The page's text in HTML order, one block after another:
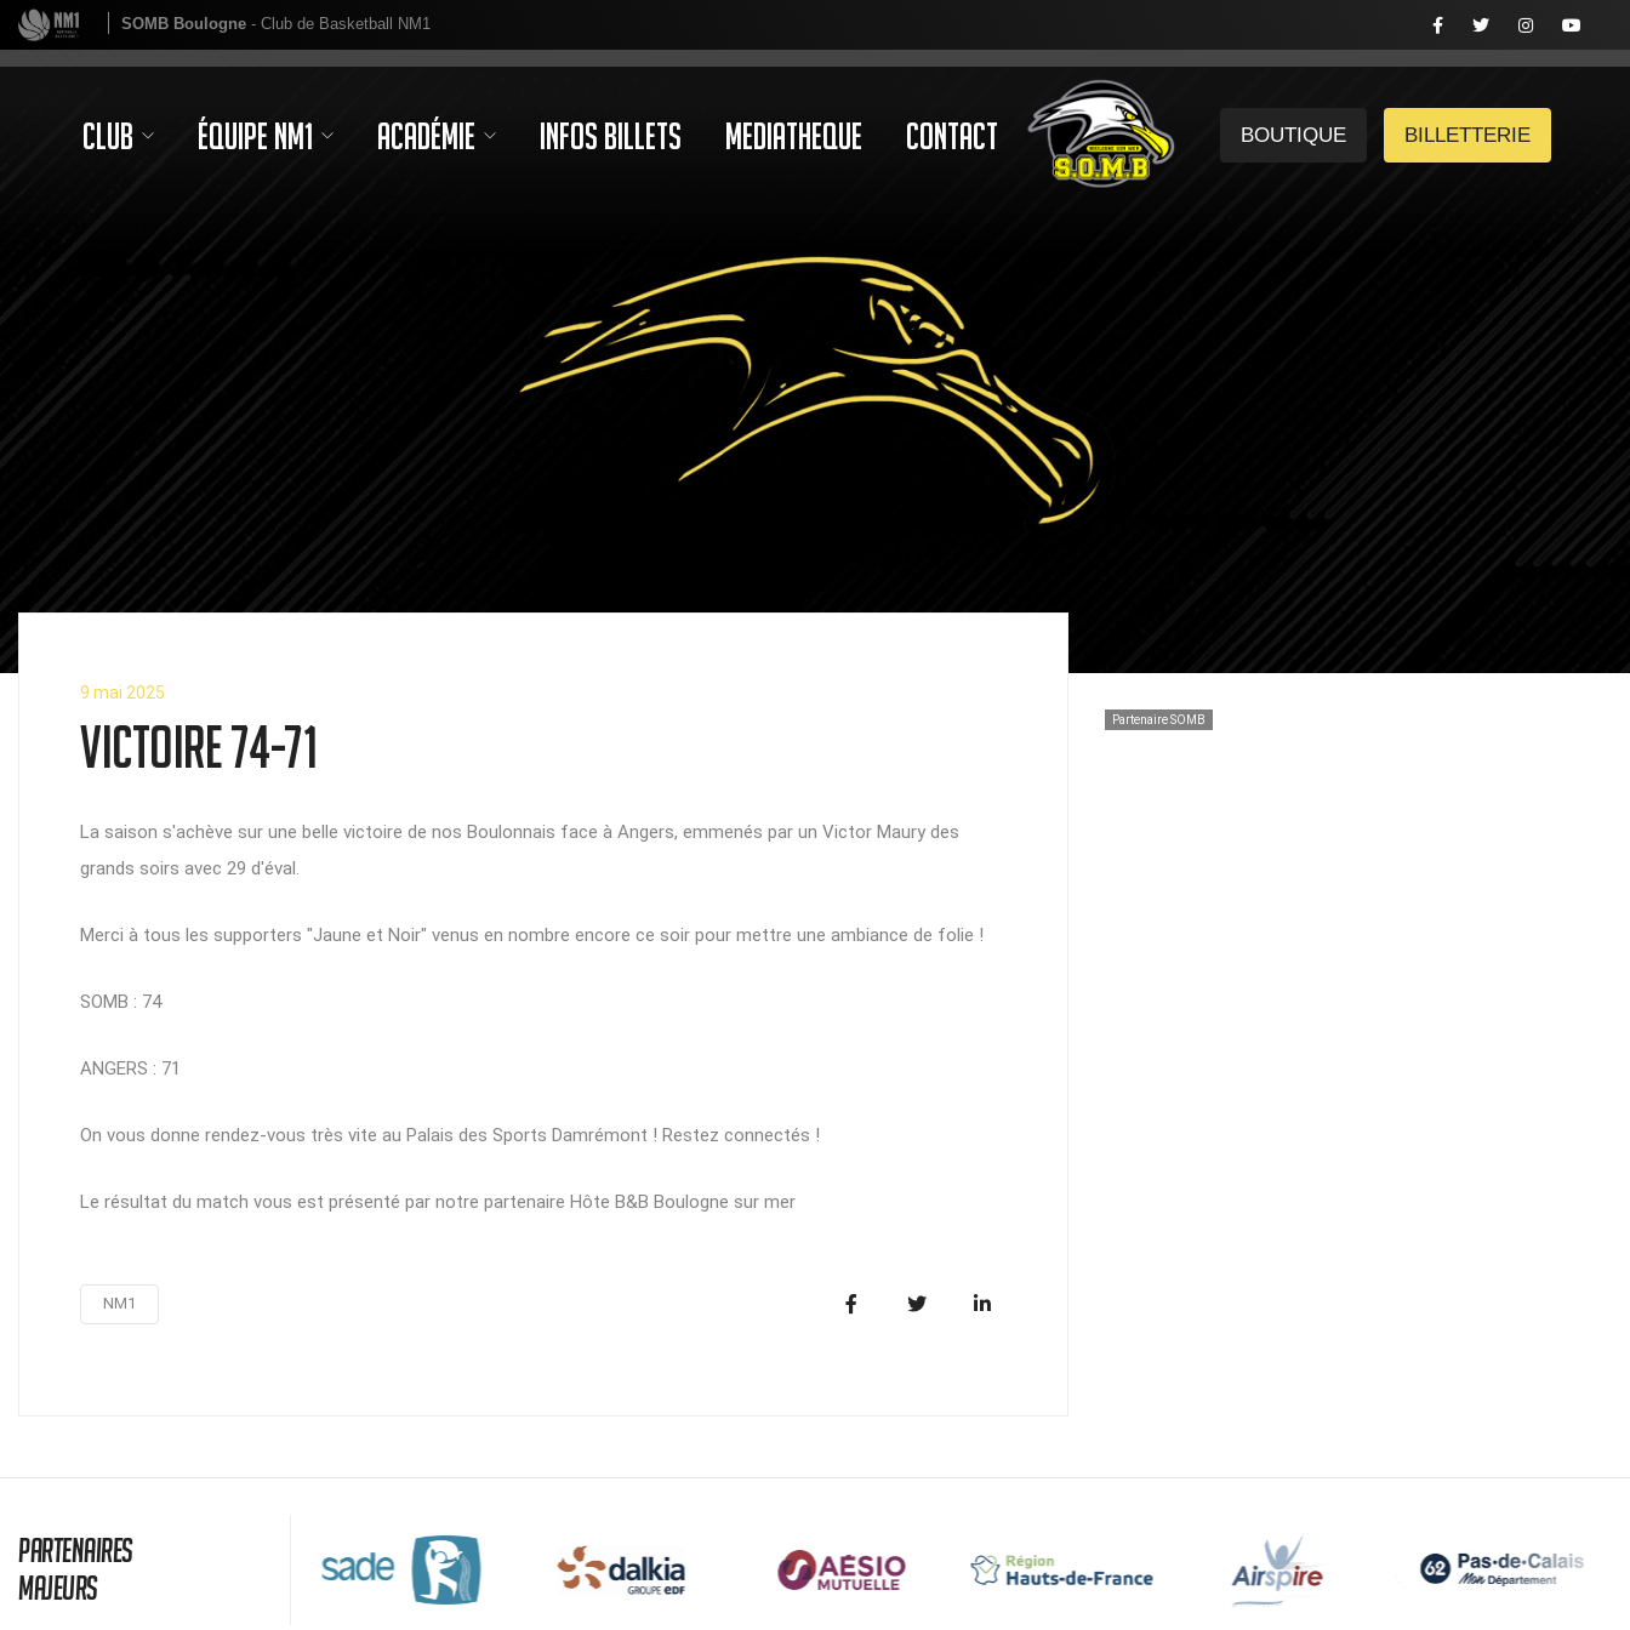
SOMB Boulogne - Club de Basketball NM1
Club Équipe NM1 Académie Infos Billets Mediatheque Contact BOUTIQUE BILLETTERIE
9 mai 2025
VICTOIRE 74-71
La saison s'achève sur une belle victoire de nos Boulonnais face à Angers, emmenés par un Victor Maury des
grands soirs avec 29 d'éval.
Merci à tous les supporters "Jaune et Noir" venus en nombre encore ce soir pour mettre une ambiance de folie !
SOMB : 74
ANGERS : 71
On vous donne rendez-vous très vite au Palais des Sports Damrémont ! Restez connectés !
Le résultat du match vous est présenté par notre partenaire Hôte B&B Boulogne sur mer
NM1
Partenaire SOMB
Partenaires
majeurs